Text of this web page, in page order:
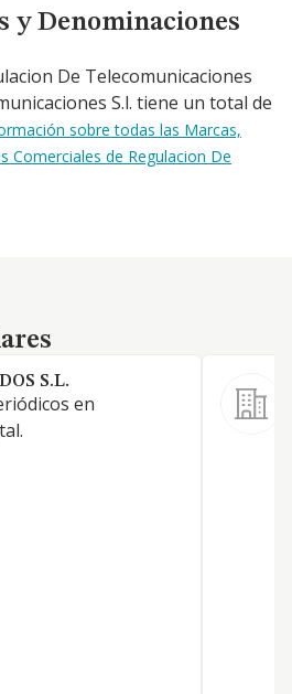
Comerciales
y Denominaciones
De Telecomunicaciones
S.l. tiene un total de
sobre todas las Marcas,
Comerciales de Regulacion De
S.L.
en